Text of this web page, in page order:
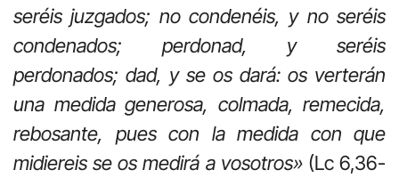
seréis juzgados; no condenéis, y no seréis
condenados; perdonad, y seréis
perdonados; dad, y se os dará: os verterán
una medida generosa, colmada, remecida,
rebosante, pues con la medida con que
midiereis se os medirá a vosotros»(Lc 6,36-